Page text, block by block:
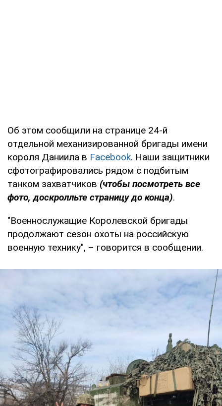
Об этом сообщили на странице 24-й
отдельной механизированной бригады имени
короля Даниила в Facebook. Наши защитники
сфотографировались рядом с подбитым
танком захватчиков (чтобы посмотреть все
фото, доскролльте страницу до конца).
"Военнослужащие Королевской бригады
продолжают сезон охоты на российскую
военную технику", – говорится в сообщении.